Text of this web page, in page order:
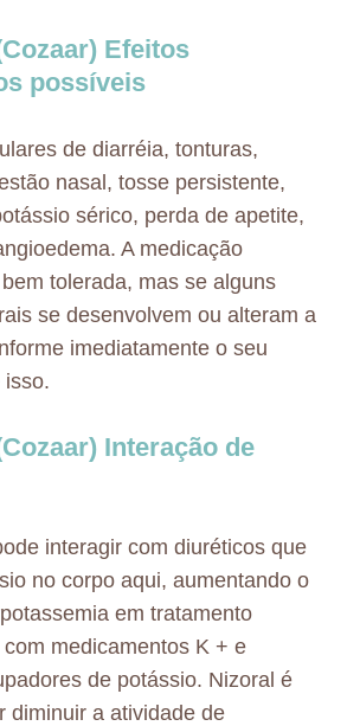
Efeitos
possíveis
de diarréia, tonturas,
nasal, tosse persistente,
sérico, perda de apetite,
A medicação
tolerada, mas se alguns
se desenvolvem ou alteram a
imediatamente o seu
isso.
Interação de
interagir com diuréticos que
no corpo aqui, aumentando o
em tratamento
medicamentos K + e
de potássio. Nizoral é
diminuir a atividade de